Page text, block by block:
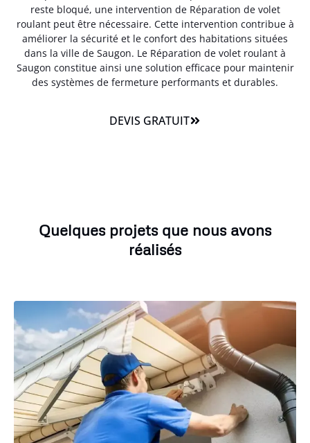
reste bloqué, une intervention de Réparation de volet
roulant peut être nécessaire. Cette intervention contribue à
améliorer la sécurité et le confort des habitations situées
dans la ville de Saugon. Le Réparation de volet roulant à
Saugon constitue ainsi une solution efficace pour maintenir
des systèmes de fermeture performants et durables.
DEVIS GRATUIT
Quelques projets que nous avons
réalisés